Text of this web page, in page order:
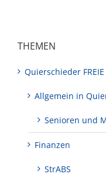
THEMEN
Quierschieder FREIE
Allgemein in
Senioren und
Finanzen
StrABS